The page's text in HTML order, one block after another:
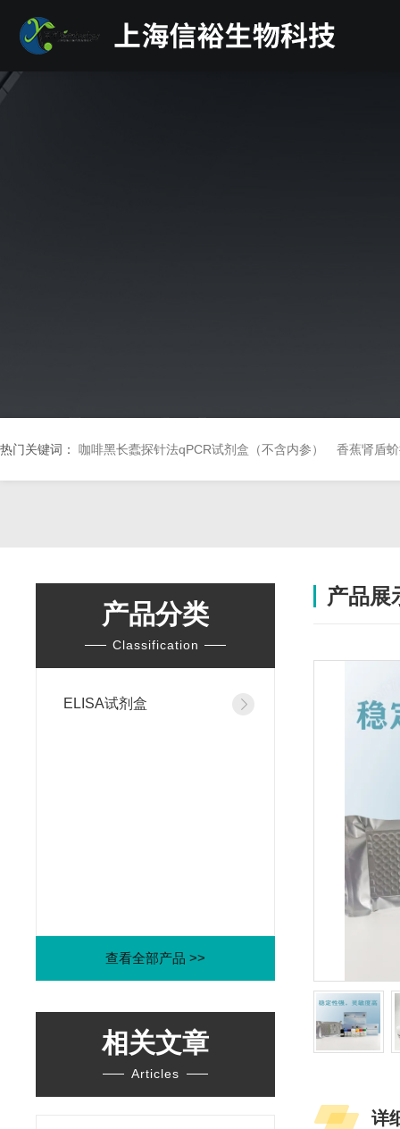
热门关键词： 咖啡黑长蠹探针法qPCR试剂盒（不含内参） 香蕉肾盾
产品分类
Classification
ELISA试剂盒
查看全部产品 >>
相关文章
Articles
产品展
详